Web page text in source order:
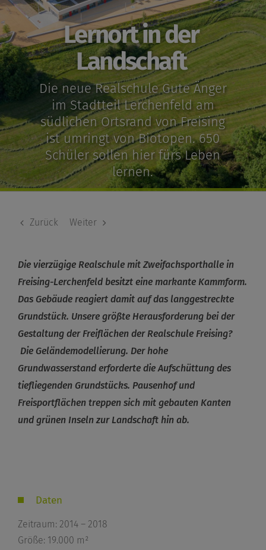
Lernort in der
Landschaft
Die neue Realschule Gute Änger
im Stadtteil Lerchenfeld am
südlichen Ortsrand von Freising
ist umringt von Biotopen. 650
Schüler sollen hier fürs Leben
lernen.
Zurück Weiter
Die vierzügige Realschule mit Zweifachsporthalle in
Freising-Lerchenfeld besitzt eine markante Kammform.
Das Gebäude reagiert damit auf das langgestreckte
Grundstück. Unsere größte Herausforderung bei der
Gestaltung der Freiflächen der Realschule Freising?
Die Geländemodellierung. Der hohe
Grundwasserstand erforderte die Aufschüttung des
tiefliegenden Grundstücks. Pausenhof und
Freisportflächen treppen sich mit gebauten Kanten
und grünen Inseln zur Landschaft hin ab.
Daten
Zeitraum: 2014 – 2018
Größe: 19.000 m²